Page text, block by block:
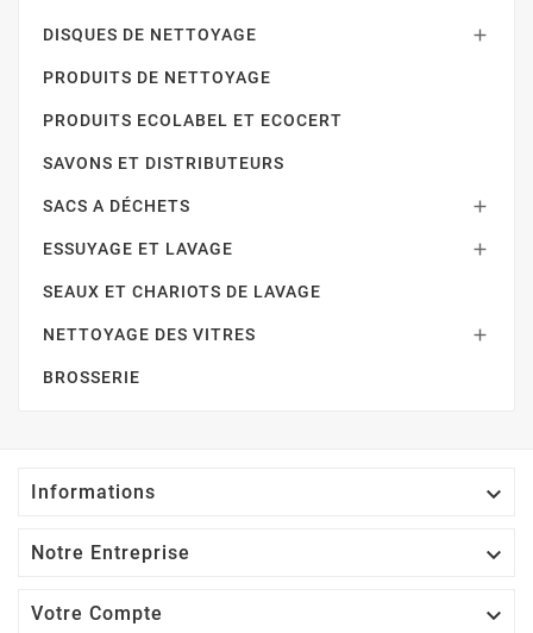
DISQUES DE NETTOYAGE 
PRODUITS DE NETTOYAGE
PRODUITS ECOLABEL ET ECOCERT
SAVONS ET DISTRIBUTEURS
SACS A DÉCHETS 
ESSUYAGE ET LAVAGE 
SEAUX ET CHARIOTS DE LAVAGE
NETTOYAGE DES VITRES 
BROSSERIE
Informations 
Notre Entreprise 
Votre Compte 